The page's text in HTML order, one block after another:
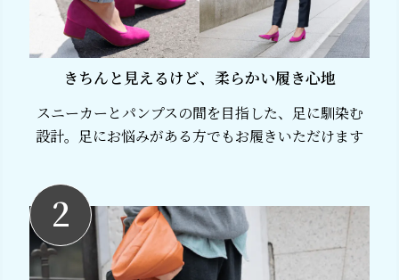
きちんと見えるけど、柔らかい履き心地
スニーカーとパンプスの間を目指した、足に馴染む
設計。足にお悩みがある方でもお履きいただけます
2